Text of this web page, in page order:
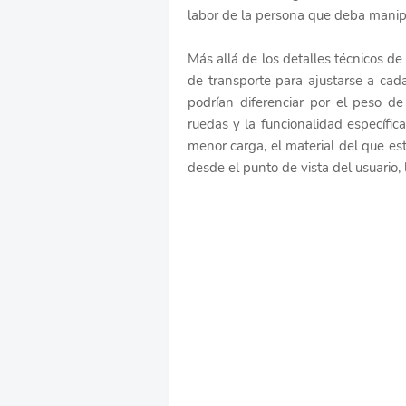
labor de la persona que deba
Más allá de los detalles técnicos
de transporte para ajustarse a
podrían diferenciar por el peso
ruedas y la funcionalidad
menor carga, el material del que
desde el punto de vista del